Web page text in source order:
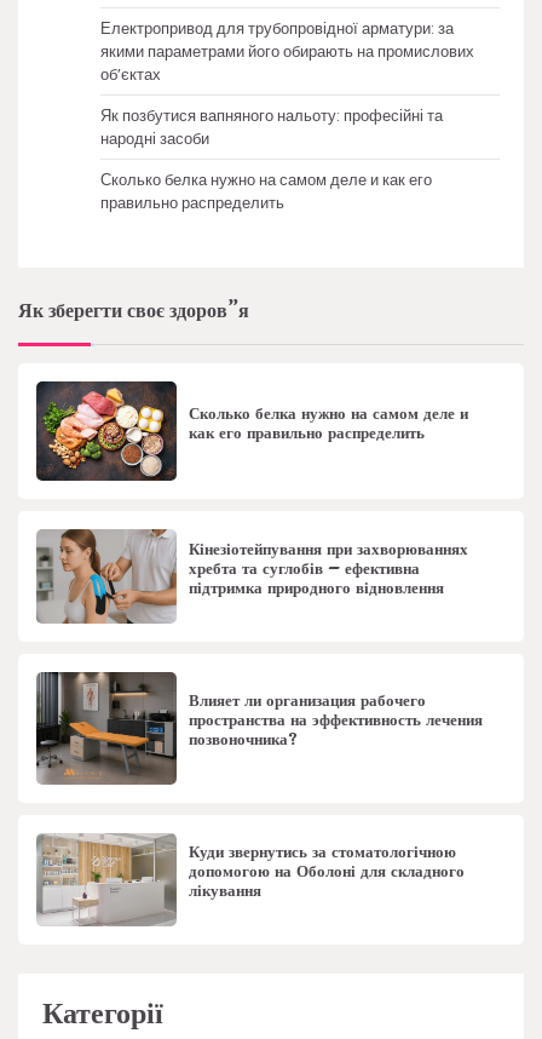
Електропривод для трубопровідної арматури: за
якими параметрами його обирають на промислових
об’єктах
Як позбутися вапняного нальоту: професійні та
народні засоби
Сколько белка нужно на самом деле и как его
правильно распределить
Як зберегти своє здоров”я
Сколько белка нужно на самом деле и
как его правильно распределить
Кінезіотейпування при захворюваннях
хребта та суглобів – ефективна
підтримка природного відновлення
Влияет ли организация рабочего
пространства на эффективность лечения
позвоночника?
Куди звернутись за стоматологічною
допомогою на Оболоні для складного
лікування
Категорії